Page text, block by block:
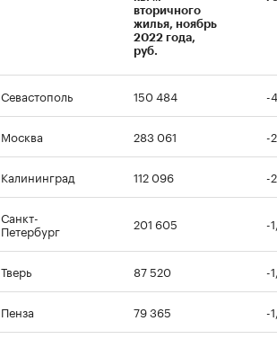
вторичного
жилья, ноябрь
2022 года,
руб.
Севастополь 150 484 -
Москва 283 061 -
Калининград 112 096 -
Санкт-
Петербург 201 605 -
Тверь 87 520 -
Пенза 79 365 -